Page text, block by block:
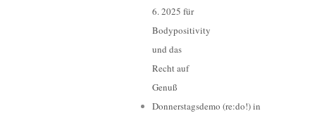
6. 2025 für
Bodypositivity
und das
Recht auf
Genuß
Donnerstagsdemo (re:do!) in